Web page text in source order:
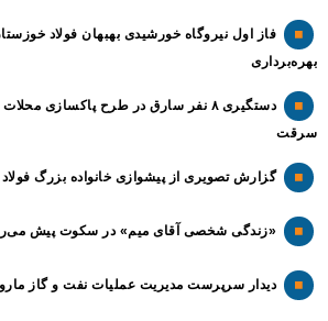
فاز اول نیروگاه خورشیدی بهبهان فولاد
بهره‌برداری
سرقت
گزارش تصویری از پیشوازی خانواده بزرگ
«زندگی شخصی آقای میم» در سکوت پیش
دیدار سرپرست مدیریت عملیات نفت و گاز